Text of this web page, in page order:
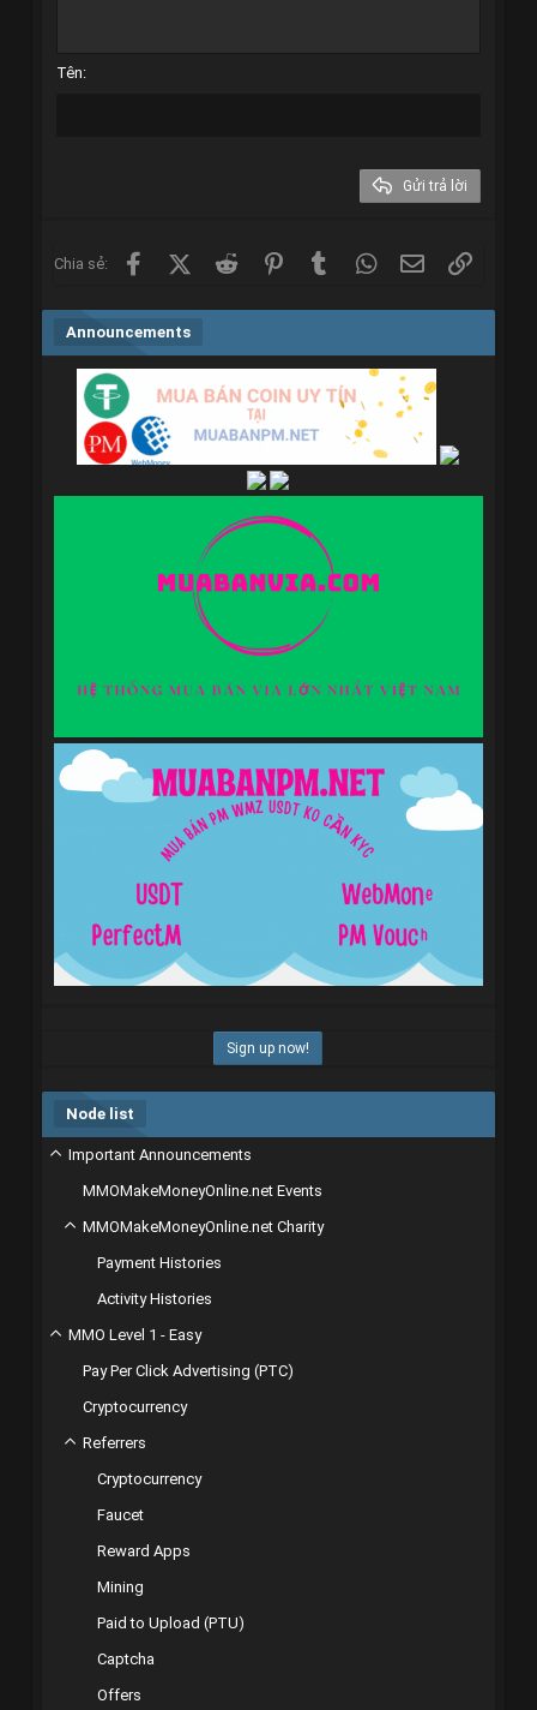
Tên
Gửi trả lời
Chia sẻ: FacebookX (Twitter)Reddit Pinterest Tumblr WhatsApp
Email
Announcements
Sign up now!
Node list
Important Announcements
MMOMakeMoneyOnline.net Events
MMOMakeMoneyOnline.net Charity
Payment Histories
Activity Histories
MMO Level 1 - Easy
Pay Per Click Advertising (PTC)
Cryptocurrency
Referrers
Cryptocurrency
Faucet
Reward Apps
Mining
Paid to Upload (PTU)
Captcha
Offers